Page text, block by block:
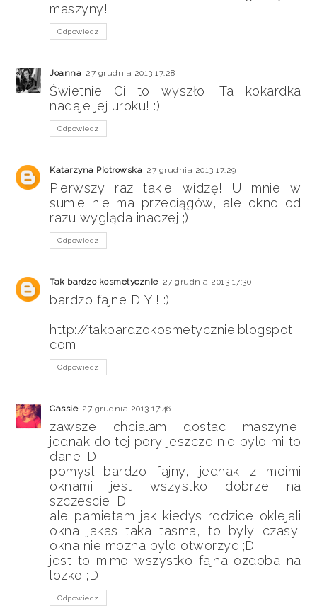
maszyny!
Odpowiedz
Joanna 27 grudnia 2013 17:28
Świetnie Ci to wyszło! Ta kokardka
nadaje jej uroku! :)
Odpowiedz
Katarzyna Piotrowska 27 grudnia 2013 17:29
Pierwszy raz takie widzę! U mnie w
sumie nie ma przeciągów, ale okno od
razu wygląda inaczej ;)
Odpowiedz
Tak bardzo kosmetycznie 27 grudnia 2013 17:30
bardzo fajne DIY ! :)
http://takbardzokosmetycznie.blogspot.
com
Odpowiedz
Cassie 27 grudnia 2013 17:46
zawsze chcialam dostac maszyne,
jednak do tej pory jeszcze nie bylo mi to
dane :D
pomysl bardzo fajny, jednak z moimi
oknami jest wszystko dobrze na
szczescie ;D
ale pamietam jak kiedys rodzice oklejali
okna jakas taka tasma, to byly czasy,
okna nie mozna bylo otworzyc ;D
jest to mimo wszystko fajna ozdoba na
lozko ;D
Odpowiedz